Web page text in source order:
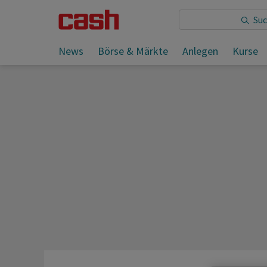
News Börse & Märkte Anlegen Kurse
Sie lesen: